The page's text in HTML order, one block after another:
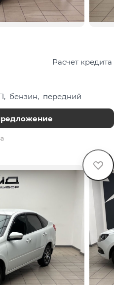
Расчет кредита
бензин, передний